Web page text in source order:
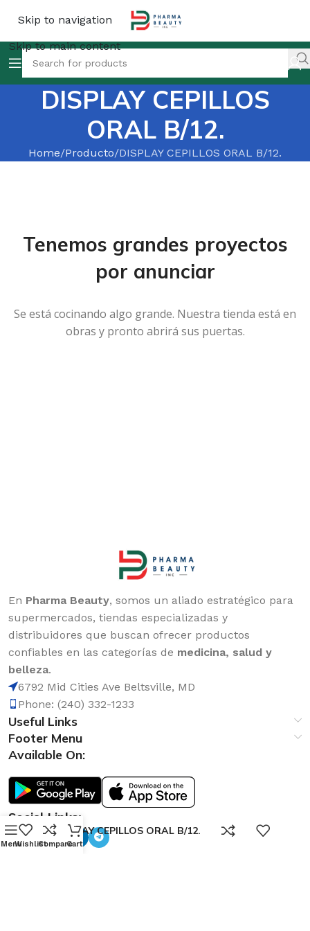
Skip to navigation
Skip to main content
DISPLAY CEPILLOS
ORAL B/12.
Home Producto DISPLAY CEPILLOS ORAL B/12.
Tenemos grandes proyectos
por anunciar
Se está cocinando algo grande. Nuestra tienda está en
obras y pronto abrirá sus puertas.
En Pharma Beauty, somos un aliado estratégico para
supermercados, tiendas especializadas y
distribuidores que buscan ofrecer productos
confiables en las categorías de medicina, salud y
belleza.
6792 Mid Cities Ave Beltsville, MD
Phone: (240) 332-1233
Useful Links
Footer Menu
Available On:
Social Links:
DISPLAY CEPILLOS ORAL B/12.
MenuWishlistCompare
0
Cart